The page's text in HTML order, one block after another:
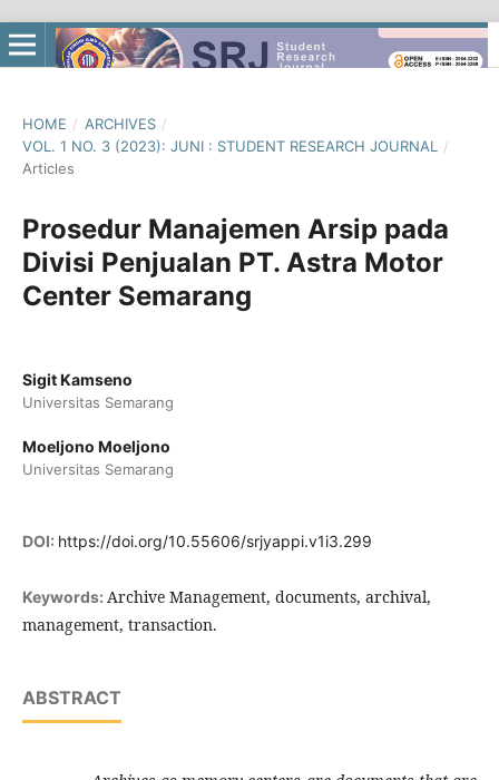
HOME / ARCHIVES /
VOL. 1 NO. 3 (2023): JUNI : STUDENT RESEARCH JOURNAL
/
Articles
Prosedur Manajemen Arsip pada
Divisi Penjualan PT. Astra Motor
Center Semarang
Sigit Kamseno
Universitas Semarang
Moeljono Moeljono
Universitas Semarang
DOI: https://doi.org/10.55606/srjyappi.v1i3.299
Keywords: Archive Management, documents, archival,
management, transaction.
ABSTRACT